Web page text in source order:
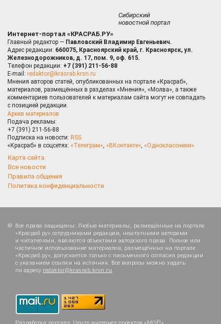
Сибирский
новостной портал
Интернет-портал «КРАСРАБ.РУ»
Главный редактор — Павловский Владимир Евгеньевич.
Адрес редакции: 660075, Красноярский край, г. Красноярск, ул.
Железнодорожников, д. 17, пом. 9, оф. 615.
Телефон редакции: +7 (391) 211-56-88
E-mail: redaktor@krasrab.krsn.ru
Мнения авторов статей, опубликованных на портале «Красраб»,
материалов, размещённых в разделах «Мнения», «Молва», а также
комментариев пользователей к материалам сайта могут не совпадать
с позицией редакции.
Архив материалов
Подача рекламы:
+7 (391) 211-56-88
Подписка на новости: RSS
«Красраб» в соцсетях: «Телеграм», «ВКонтакте», «Одноклассники»
Карта сайта
Все новости
Правила общения
Политика конфиденциальности
Все права защищены. Любые материалы, размещённые на портале
«Красраб.ру» сотрудниками редакции, нештатными авторами
и читателями, являются объектами авторского права. Полное или
частичное использование материалов, размещённых на портале
«Красраб.ру», допускается только с письменного согласия редакции
с указанием ссылки на источник. Все вопросы можно задать
по адресу redaktor@krasrab.krsn.ru.